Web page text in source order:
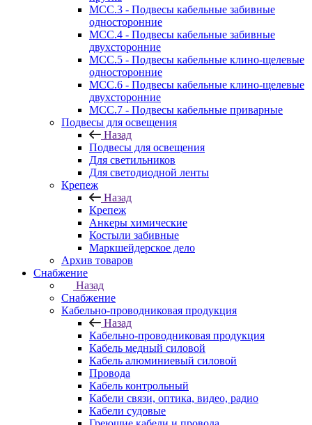
МСС.3 - Подвесы кабельные забивные
односторонние
МСС.4 - Подвесы кабельные забивные
двухсторонние
МСС.5 - Подвесы кабельные клино-щелевые
односторонние
МСС.6 - Подвесы кабельные клино-щелевые
двухсторонние
МСС.7 - Подвесы кабельные приварные
Подвесы для освещения
Назад
Подвесы для освещения
Для светильников
Для светодиодной ленты
Крепеж
Назад
Крепеж
Анкеры химические
Костыли забивные
Маркшейдерское дело
Архив товаров
Снабжение
Назад
Снабжение
Кабельно-проводниковая продукция
Назад
Кабельно-проводниковая продукция
Кабель медный силовой
Кабель алюминиевый силовой
Провода
Кабель контрольный
Кабели связи, оптика, видео, радио
Кабели судовые